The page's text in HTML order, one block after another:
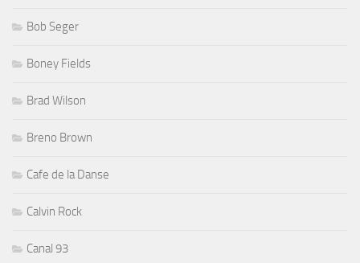
Bob Seger
Boney Fields
Brad Wilson
Breno Brown
Cafe de la Danse
Calvin Rock
Canal 93